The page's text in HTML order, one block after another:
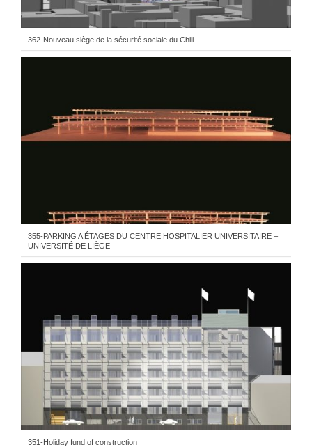
362-Nouveau siège de la sécurité sociale du Chili
355-PARKING A ÉTAGES DU CENTRE HOSPITALIER UNIVERSITAIRE –
UNIVERSITÉ DE LIÈGE
351-Holiday fund of construction